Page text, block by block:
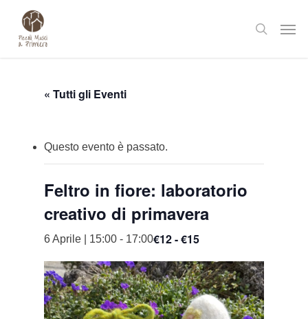
main
search
« Tutti gli Eventi
Questo evento è passato.
Feltro in fiore: laboratorio
creativo di primavera
6 Aprile | 15:00 - 17:00€12 - €15